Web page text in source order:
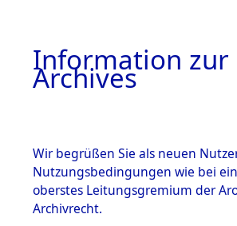
Information zur
Archives
Wir begrüßen Sie als neuen
Nutzungsbedingungen wie bei
oberstes Leitungsgremium der
Archivrecht.